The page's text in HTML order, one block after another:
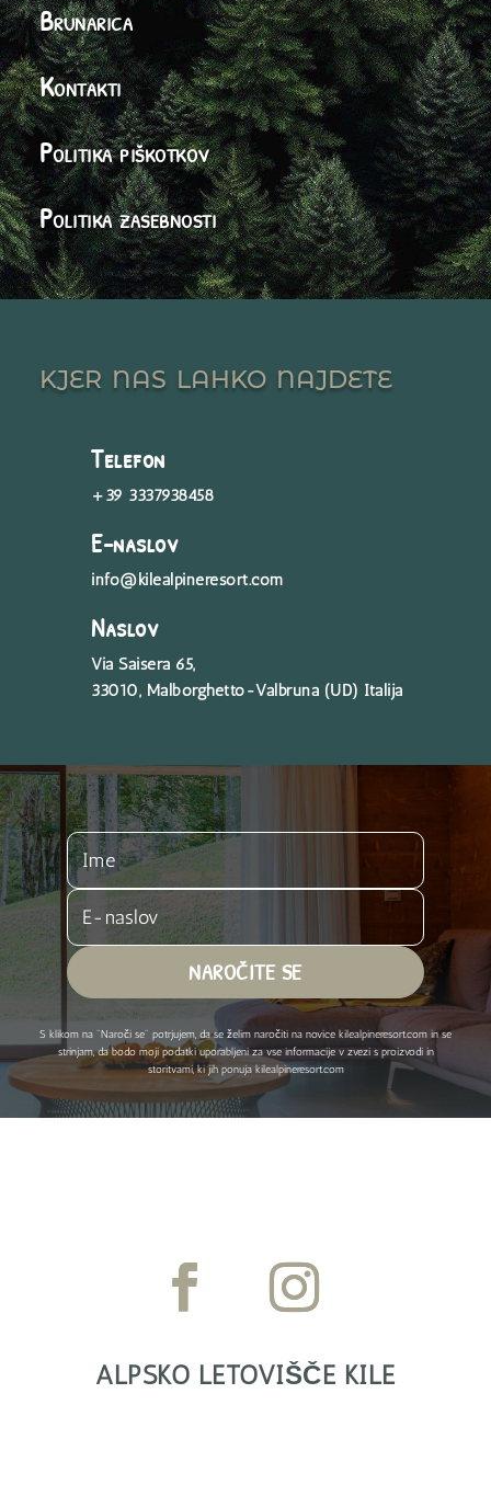
Brunarica
Kontakti
Politika piškotkov
Politika zasebnosti
kjer nas lahko najdete
Telefon
+39 3337938458
E-naslov
info@kilealpineresort.com
Naslov
Via Saisera 65,
33010, Malborghetto-Valbruna (UD) Italija
NAROČITE SE
S klikom na "Naroči se" potrjujem, da se želim naročiti na novice kilealpineresort.com in se
strinjam, da bodo moji podatki uporabljeni za vse informacije v zvezi s proizvodi in
storitvami, ki jih ponuja kilealpineresort.com
ALPSKO LETOVIŠČE KILE